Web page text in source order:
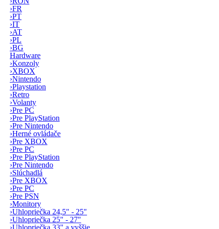
›FR
›PT
›IT
›AT
›PL
›BG
Hardware
›Konzoly
›XBOX
›Nintendo
›Playstation
›Retro
›Volanty
›Pre PC
›Pre PlayStation
›Pre Nintendo
›Herné ovládače
›Pre XBOX
›Pre PC
›Pre PlayStation
›Pre Nintendo
›Slúchadlá
›Pre XBOX
›Pre PC
›Pre PSN
›Monitory
›Uhlopriečka 24,5" - 25"
›Uhlopriečka 25" - 27"
›Uhlopriečka 33" a vyššie